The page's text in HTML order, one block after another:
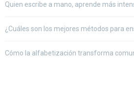
Quien escribe a mano, aprende más
¿Cuáles son los mejores métodos para
Cómo la alfabetización transforma